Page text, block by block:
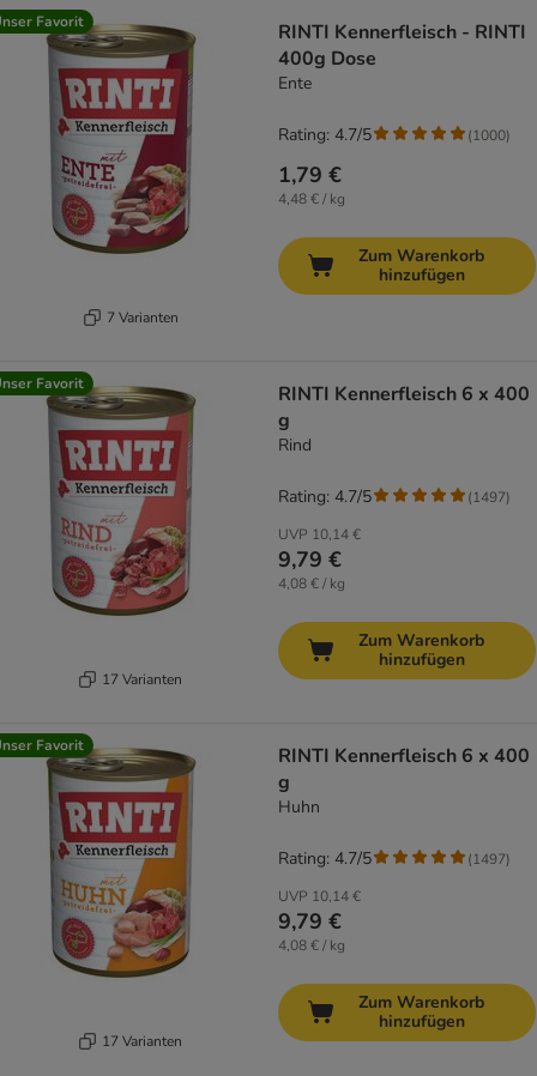
Favorit
7 Varianten
RINTI Kennerfleisch - RINTI
400g Dose
Ente
1,79 €
4,48 € / kg
Rating: 4.7/5 (1000)
Zum Warenkorb
hinzufügen
Favorit
17 Varianten
RINTI Kennerfleisch 6 x 400
g
Rind
UVP 10,14 €
9,79 €
4,08 € / kg
Rating: 4.7/5 (1497)
Zum Warenkorb
hinzufügen
Favorit
17 Varianten
RINTI Kennerfleisch 6 x 400
g
Huhn
UVP 10,14 €
9,79 €
4,08 € / kg
Rating: 4.7/5 (1497)
Zum Warenkorb
hinzufügen